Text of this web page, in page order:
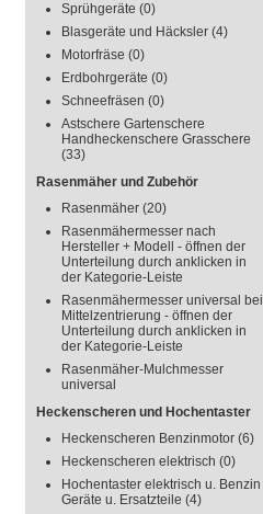
Sprühgeräte (0)
Blasgeräte und Häcksler (4)
Motorfräse (0)
Erdbohrgeräte (0)
Schneefräsen (0)
Astschere Gartenschere
Handheckenschere Grasschere
(33)
Rasenmäher und Zubehör
Rasenmäher (20)
Rasenmähermesser nach
Hersteller + Modell - öffnen der
Unterteilung durch anklicken in
der Kategorie-Leiste
Rasenmähermesser universal bei
Mittelzentrierung - öffnen der
Unterteilung durch anklicken in
der Kategorie-Leiste
Rasenmäher-Mulchmesser
universal
Heckenscheren und Hochentaster
Heckenscheren Benzinmotor (6)
Heckenscheren elektrisch (0)
Hochentaster elektrisch u. Benzin
Geräte u. Ersatzteile (4)